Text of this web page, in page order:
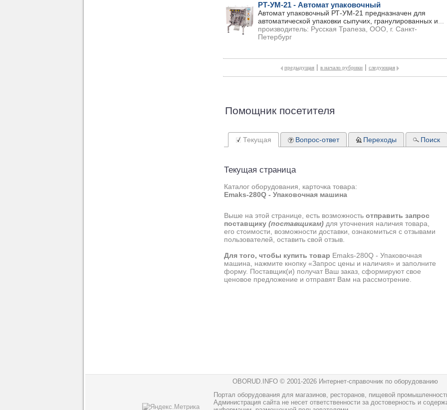
РТ-УМ-21 - Автомат упаковочный
Автомат упаковочный РТ-УМ-21 предназначен для
автоматической упаковки сыпучих, гранулированных и
производитель: Русская Трапеза, ООО, г. Санкт-
Петербург
предыдущая | в начало рубрики | следующая
Помощник посетителя
Текущая
Текущая страница
Каталог оборудования, карточка товара:
Emaks-280Q - Упаковочная машина
Выше на этой странице, есть возможность отправить запрос
поставщику (поставщикам) для уточнения наличия товара,
его стоимости, возможности доставки, ознакомиться с отзывами
пользователей, оставить свой отзыв.
Для того, чтобы купить товар Emaks-280Q - Упаковочная
машина, нажмите кнопку «Запрос цены и наличия» и заполните
форму. Поставщик(и) получат Ваш заказ, сформируют свое
ценовое предложение и отправят Вам на рассмотрение.
Вопрос-ответ Переходы Поиск
OBORUD.INFO © 2001-2026 Интернет-справочник по оборудованию
Портал оборудования для магазинов, ресторанов, пищевой
Администрация сайта не несет ответственности за достоверность и